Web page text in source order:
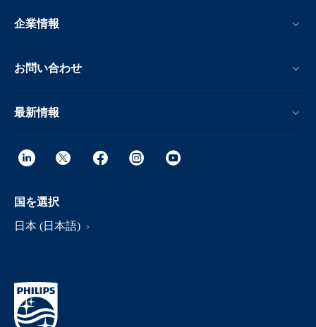
企業情報
お問い合わせ
最新情報
国を選択
日本 (日本語)